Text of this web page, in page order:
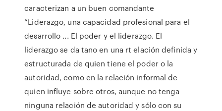
caracterizan a un buen comandante
“Liderazgo, una capacidad profesional para el
desarrollo ... El poder y el liderazgo. El
liderazgo se da tano en una rt elación definida y
estructurada de quien tiene el poder o la
autoridad, como en la relación informal de
quien influye sobre otros, aunque no tenga
ninguna relación de autoridad y sólo con su